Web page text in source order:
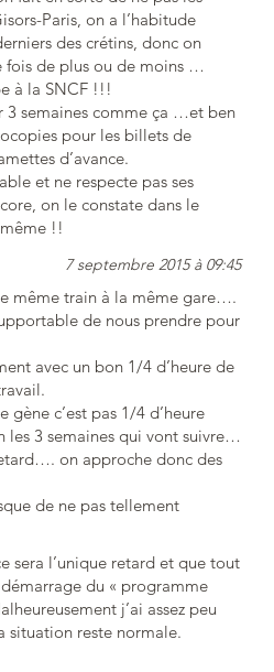
Paris, on a l’habitude
des crétins, donc on
fois de plus ou de moins …
à la SNCF !!!
3 semaines comme ça …et ben
pour les billets de
d’avance.
et ne respecte pas ses
on le constate dans le
!!
7 septembre 2015 à 09:45
même train à la même gare….
de nous prendre pour
avec un bon 1/4 d’heure de
gène c’est pas 1/4 d’heure
les 3 semaines qui vont suivre…
on approche donc des
de ne pas tellement
sera l’unique retard et que tout
du « programme
j’ai assez peu
situation reste normale.